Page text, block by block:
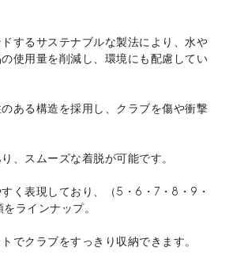
するサステナブルな製法により、水や
使用量を削減し、環境にも配慮してい
ある構造を採用し、クラブを傷や衝撃
、スムーズな着脱が可能です。
く表現しており、（5・6・7・8・9・
ラインナップ。
でクラブをすっきり収納できます。